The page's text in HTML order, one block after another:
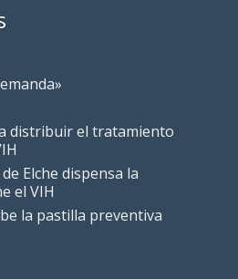
distribuir el tratamiento
Elche dispensa la
el VIH
la pastilla preventiva